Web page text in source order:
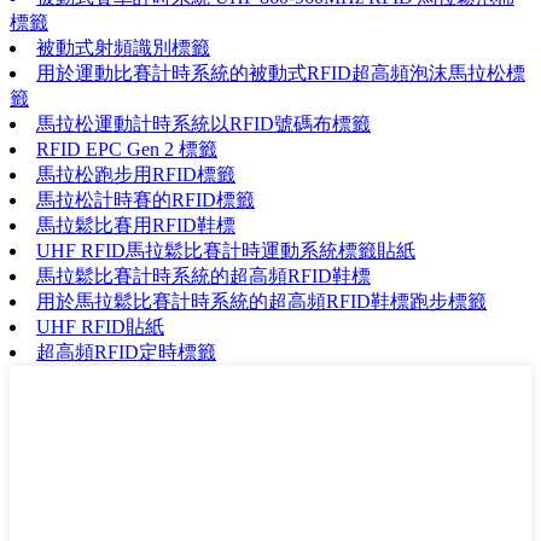
標籤
被動式射頻識別標籤
用於運動比賽計時系統的被動式RFID超高頻泡沫馬拉松標
籤
馬拉松運動計時系統以RFID號碼布標籤
RFID EPC Gen 2 標籤
馬拉松跑步用RFID標籤
馬拉松計時賽的RFID標籤
馬拉鬆比賽用RFID鞋標
UHF RFID馬拉鬆比賽計時運動系統標籤貼紙
馬拉鬆比賽計時系統的超高頻RFID鞋標
用於馬拉鬆比賽計時系統的超高頻RFID鞋標跑步標籤
UHF RFID貼紙
超高頻RFID定時標籤